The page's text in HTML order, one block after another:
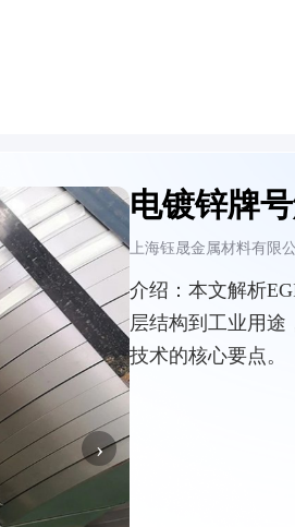
›
电镀锌牌
上海钰晟金属材料有限公
介绍： 本文解析
层结构到工业用途
技术的核心要点。